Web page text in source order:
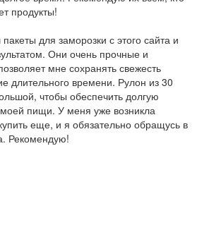
продукты!
для заморозки с этого сайта и
Они очень прочные и
мне сохранять свежесть
длительного времени. Рулон из 30
чтобы обеспечить долгую
пищи. У меня уже возникла
еще, и я обязательно обращусь в
Рекомендую!